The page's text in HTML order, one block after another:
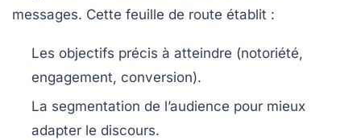
messages. Cette feuille de route établit :
Les objectifs précis à atteindre (notoriété,
engagement, conversion).
La segmentation de l’audience pour mieux
adapter le discours.